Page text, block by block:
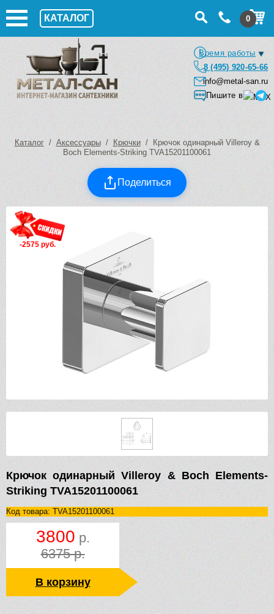
КАТАЛОГ 0
Время работы
8 (495) 920-65-66
info@metal-san.ru
Пишите в
Каталог/ Аксессуары/ Крючки/ Крючок одинарный Villeroy &
Boch Elements-Striking TVA15201100061
Поделиться
-2575 руб.
Крючок одинарный Villeroy & Boch Elements-
Striking TVA15201100061
Код товара: TVA15201100061
3800 р.
6375 р.
В корзину